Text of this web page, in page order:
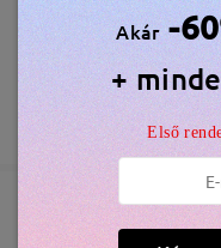
Megrendelés leadva
feldolgozási idő
5-7 munkanap
Elküldve
Ingyenes Karcálló
60 Napos
365 Napos Garancia
Akár -
+
Első